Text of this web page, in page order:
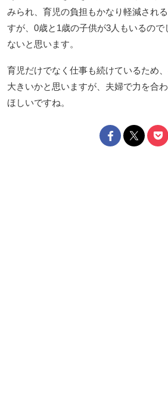
みられ、育児の負担もかなり軽減され
すが、0歳と1歳の子供が3人もいるので
ないと思います。
育児だけでなく仕事も続けているため
大きいかと思いますが、夫婦で力を合
ほしいですね。